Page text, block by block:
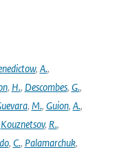
, A.,
, H., Descombes, G.,
, M., Guion, A.,
Kouznetsov, R.,
, C., Palamarchuk,